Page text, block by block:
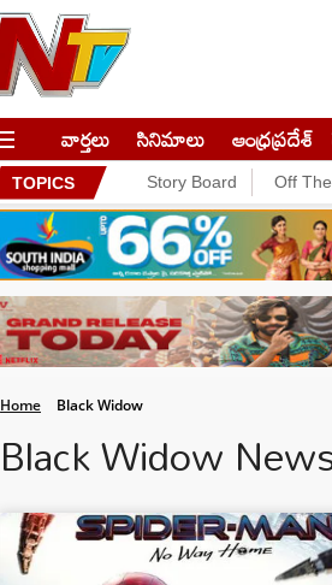
వార్తలు సినిమాలు ఆంధ్రప్రదేశ్
TOPICS Story Board Off
Home Black Widow
Black Widow